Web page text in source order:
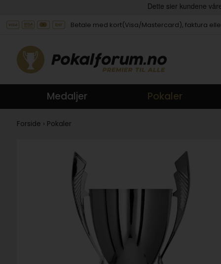
Betale med kort(Visa/Mastercard), faktura
Medaljer Pokaler
Forside › Pokaler